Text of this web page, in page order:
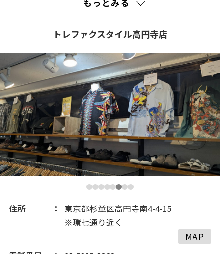
2021(211)
2020(223)
2019(156)
2018(343)
2017(308)
2016(289)
もっとみる
トレファクスタイル高円寺店
住所
東京都杉並区高円寺南4-4-15
※環七通り近く
MAP